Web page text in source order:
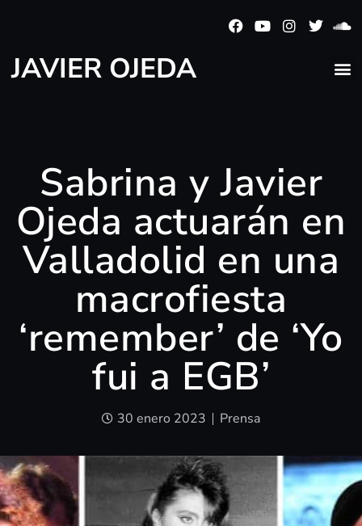
JAVIER OJEDA
Sabrina y Javier
Ojeda actuarán en
Valladolid en una
macrofiesta
‘remember’ de ‘Yo
fui a EGB’
30 enero 2023 Prensa